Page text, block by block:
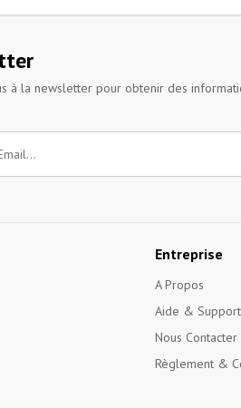
à la newsletter pour obtenir des
Entreprise
A Propos
Aide & Support
Nous Contacter
Règlement &